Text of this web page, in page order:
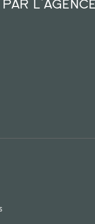
par l'agence